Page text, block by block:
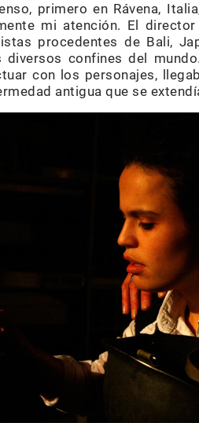
primero en Rávena,
mi atención. El
procedentes de Bali,
confines del
con los personajes,
antigua que se